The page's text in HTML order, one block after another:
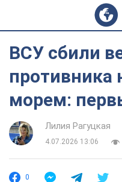
ВСУ сбили
противника
морем:
Лилия Рагуцкая
4.07.2026 13:06
0